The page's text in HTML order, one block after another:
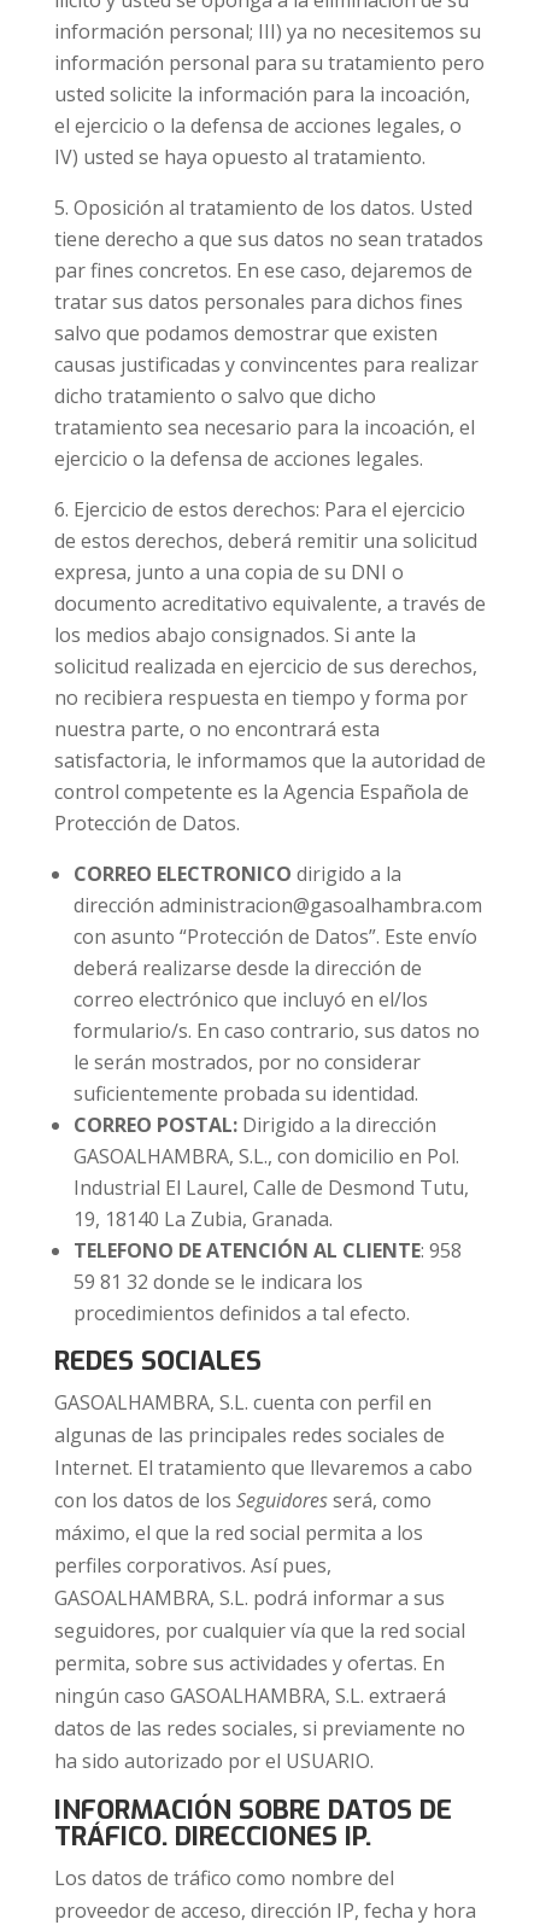
información personal; III) ya no necesitemos su
información personal para su tratamiento pero
usted solicite la información para la incoación,
el ejercicio o la defensa de acciones legales, o
IV) usted se haya opuesto al tratamiento.
Oposición al tratamiento de los datos. Usted
tiene derecho a que sus datos no sean tratados
par fines concretos. En ese caso, dejaremos de
tratar sus datos personales para dichos fines
salvo que podamos demostrar que existen
causas justificadas y convincentes para realizar
dicho tratamiento o salvo que dicho
tratamiento sea necesario para la incoación, el
ejercicio o la defensa de acciones legales.
Ejercicio de estos derechos: Para el ejercicio
de estos derechos, deberá remitir una solicitud
expresa, junto a una copia de su DNI o
documento acreditativo equivalente, a través de
los medios abajo consignados. Si ante la
solicitud realizada en ejercicio de sus derechos,
no recibiera respuesta en tiempo y forma por
nuestra parte, o no encontrará esta
satisfactoria, le informamos que la autoridad de
control competente es la Agencia Española de
Protección de Datos.
CORREO ELECTRONICO dirigido a la
dirección administracion@gasoalhambra.com
con asunto “Protección de Datos”. Este envío
deberá realizarse desde la dirección de
correo electrónico que incluyó en el/los
formulario/s. En caso contrario, sus datos no
le serán mostrados, por no considerar
suficientemente probada su identidad.
CORREO POSTAL: Dirigido a la dirección
GASOALHAMBRA, S.L., con domicilio en Pol.
Industrial El Laurel, Calle de Desmond Tutu,
19, 18140 La Zubia, Granada.
TELEFONO DE ATENCIÓN AL CLIENTE: 958
59 81 32 donde se le indicara los
procedimientos definidos a tal efecto.
REDES SOCIALES
GASOALHAMBRA, S.L. cuenta con perfil en
algunas de las principales redes sociales de
Internet. El tratamiento que llevaremos a cabo
con los datos de los Seguidoresserá, como
máximo, el que la red social permita a los
perfiles corporativos. Así pues,
GASOALHAMBRA, S.L. podrá informar a sus
seguidores, por cualquier vía que la red social
permita, sobre sus actividades y ofertas. En
ningún caso GASOALHAMBRA, S.L. extraerá
datos de las redes sociales, si previamente no
ha sido autorizado por el USUARIO.
INFORMACIÓN SOBRE DATOS DE
TRÁFICO. DIRECCIONES IP.
Los datos de tráfico como nombre del
proveedor de acceso, dirección IP, fecha y hora